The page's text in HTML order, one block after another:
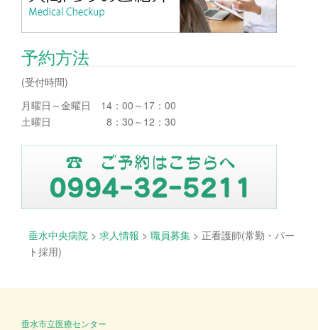
予約方法
(受付時間)
月曜日～金曜日 14：00～17：00
土曜日 8：30～12：30
垂水中央病院 > 求人情報 > 職員募集 > 正看護師(常勤・パー
ト採用)
垂水市立医療センター